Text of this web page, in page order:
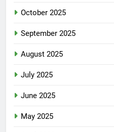
October 2025
September 2025
August 2025
July 2025
June 2025
May 2025